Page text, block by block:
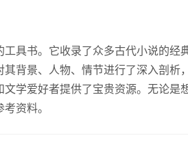
具书。它收录了众多古代小说的经
背景、人物、情节进行了深入剖析
学爱好者提供了宝贵资源。无论是
资料。